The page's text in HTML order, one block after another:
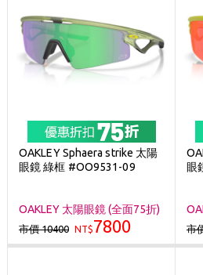
OAKLEY Sphaera strike 太陽
眼鏡 綠框 #OO9531-09
OAKLEY 太陽眼鏡 (全面75折)
市價 10400 NT$7800
眼
市